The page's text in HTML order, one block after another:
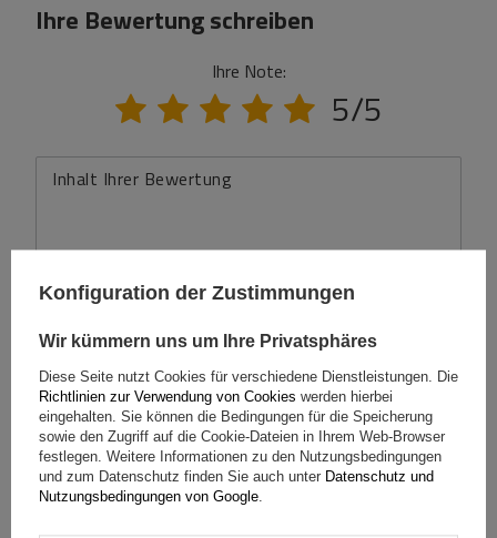
Ihre Bewertung schreiben
Ihre Note:
5/5
Inhalt Ihrer Bewertung
Ihr Vorname
Ihre E-Mail-Adresse
Konfiguration der Zustimmungen
Wir kümmern uns um Ihre Privatsphäres
Diese Seite nutzt Cookies für verschiedene Dienstleistungen. Die
Richtlinien zur Verwendung von Cookies werden hierbei
eingehalten. Sie können die Bedingungen für die Speicherung
sowie den Zugriff auf die Cookie-Dateien in Ihrem Web-Browser
festlegen. Weitere Informationen zu den Nutzungsbedingungen
und zum Datenschutz finden Sie auch unter Datenschutz und
Nutzungsbedingungen von Google